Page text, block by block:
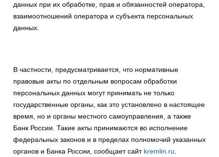
данных при их обработке, прав и обязанностей оператора,
взаимоотношений оператора и субъекта персональных
данных.
В частности, предусматривается, что нормативные
правовые акты по отдельным вопросам обработки
персональных данных могут принимать не только
государственные органы, как это установлено в настоящее
время, но и органы местного самоуправления, а также
Банк России. Такие акты принимаются во исполнение
федеральных законов и в пределах полномочий указанных
органов и Банка России, сообщает сайт kremlin.ru